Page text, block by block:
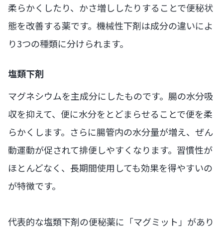
柔らかくしたり、かさ増ししたりすることで便秘状
態を改善する薬です。機械性下剤は成分の違いによ
り3つの種類に分けられます。
塩類下剤
マグネシウムを主成分にしたものです。腸の水分吸
収を抑えて、便に水分をとどまらせることで便を柔
らかくします。さらに腸管内の水分量が増え、ぜん
動運動が促されて排便しやすくなります。習慣性が
ほとんどなく、長期間使用しても効果を得やすいの
が特徴です。
代表的な塩類下剤の便秘薬に「マグミット」があり